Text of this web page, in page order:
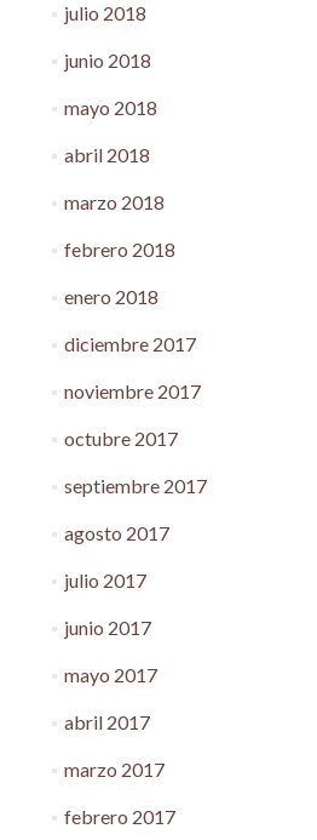
julio 2018
junio 2018
mayo 2018
abril 2018
marzo 2018
febrero 2018
enero 2018
diciembre 2017
noviembre 2017
octubre 2017
septiembre 2017
agosto 2017
julio 2017
junio 2017
mayo 2017
abril 2017
marzo 2017
febrero 2017